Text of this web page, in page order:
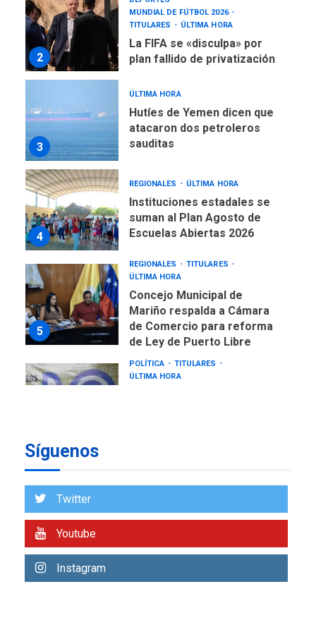
2
MUNDIAL DE FÚTBOL 2026
TITULARES
ÚLTIMA HORA
La FIFA se «disculpa» por
plan fallido de privatización
3
ÚLTIMA HORA
Hutíes de Yemen dicen que
atacaron dos petroleros
sauditas
4
REGIONALES ÚLTIMA HORA
Instituciones estadales se
suman al Plan Agosto de
Escuelas Abiertas 2026
5
REGIONALES
TITULARES
ÚLTIMA HORA
Concejo Municipal de
Mariño respalda a Cámara
de Comercio para reforma
de Ley de Puerto Libre
POLÍTICA
TITULARES
ÚLTIMA HORA
7
regional nos respaldaron
asegura Gustavo Duque
NACIONALES
TITULARES
Síguenos
Twitter
Youtube
Instagram